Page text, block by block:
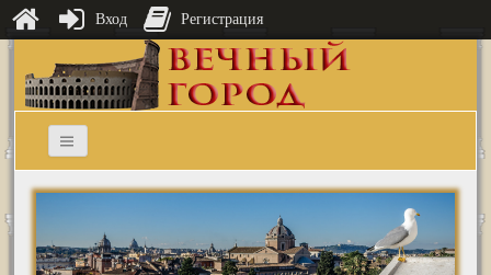
Вход Регистрация